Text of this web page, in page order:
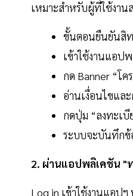
เหมาะสำหรับผู้ที่ใช้งา
ขั้นตอนยืนยันสิ
เข้าใช้งานแอป
กด Banner “โ
อ่านเงื่อนไขแล
กดปุ่ม “ลงทะเบี
ระบบจะบันทึกข้
2. ผ่านแอปพลิเคชัน "
Log in เข้าใช้งานแอปฯ